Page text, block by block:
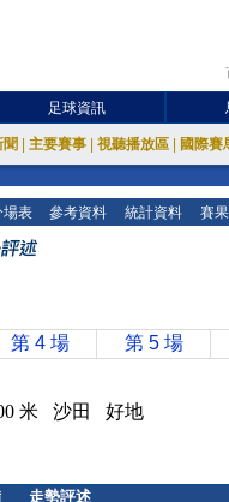
足球資訊
聞 主要賽事 視聽播放區 國際賽
場表 參考資料 統計資料 賽果
第 4 場 第 5 場
米 沙田 好地
走勢評述